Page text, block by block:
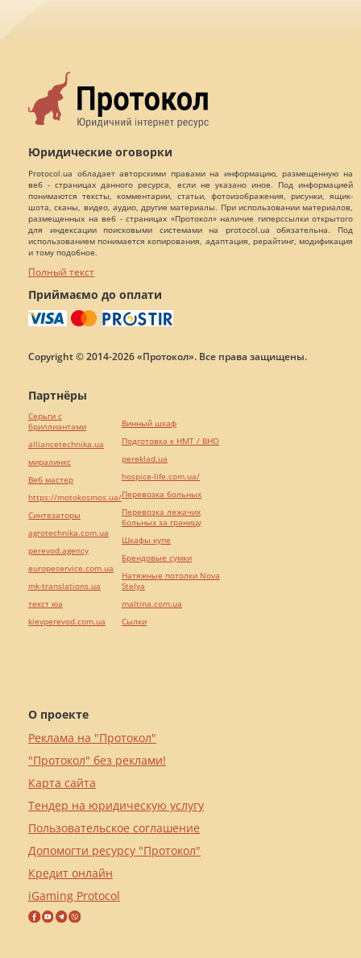
Юридические оговорки
Protocol.ua обладает авторскими правами на информацию, размещенную на
веб - страницах данного ресурса, если не указано иное. Под информацией
понимаются тексты, комментарии, статьи, фотоизображения, рисунки, ящик-
шота, сканы, видео, аудио, другие материалы. При использовании материалов,
размещенных на веб - страницах «Протокол» наличие гиперссылки открытого
для индексации поисковыми системами на protocol.ua обязательна. Под
использованием понимается копирования, адаптация, рерайтинг, модификация
и тому подобное.
Полный текст
Приймаємо до оплати
Copyright © 2014-2026 «Протокол». Все права защищены.
О проекте
Реклама на "Протокол"
"Протокол" без реклами!
Карта сайта
Тендер на юридическую услугу
Пользовательское соглашение
Допомогти ресурсу "Протокол"
Кредит онлайн
iGaming Protocol
Партнёры
Серьги с
бриллиантами
alliancetechnika.ua
миралинкс
Веб мастер
https://motokosmos.ua/
Синтезаторы
agrotechnika.com.ua
perevod.agency
europeservice.com.ua
mk-translations.ua
текст юа
kievperevod.com.ua
Винный шкаф
Подготовка к НМТ / ВНО
pereklad.ua
hospice-life.com.ua/
Перевозка больных
Перевозка лежачих
больных за границу
Шкафы купе
Брендовые сумки
Натяжные потолки Nova
Stelya
maltina.com.ua
Cылки